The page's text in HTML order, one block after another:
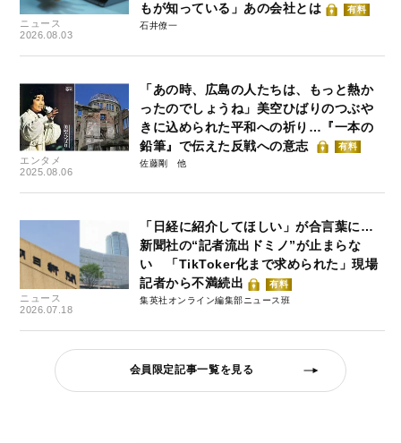
ニュース
2026.08.03
もが知っている」あの会社とは
有料
石井僚一
エンタメ
2025.08.06
「あの時、広島の人たちは、もっと熱か
ったのでしょうね」美空ひばりのつぶや
きに込められた平和への祈り…『一本の
鉛筆』で伝えた反戦への意志
有料
佐藤剛
ニュース
2026.07.18
「日経に紹介してほしい」が合言葉に…
新聞社の“記者流出ドミノ”が止まらな
い 「TikToker化まで求められた」現場
記者から不満続出
有料
集英社オンライン編集部ニュース班
会員限定記事一覧を見る